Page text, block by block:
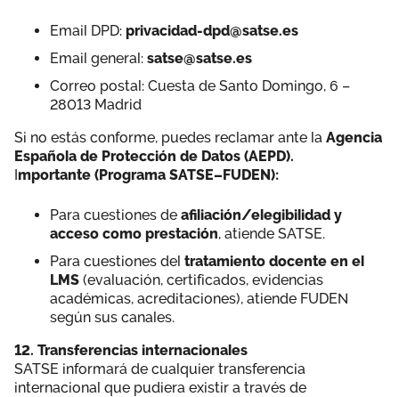
Email DPD: privacidad-dpd@satse.es
Email general: satse@satse.es
Correo postal: Cuesta de Santo Domingo, 6 –
28013 Madrid
Si no estás conforme, puedes reclamar ante la Agencia
Española de Protección de Datos (AEPD).
Importante (Programa SATSE–FUDEN):
Para cuestiones de afiliación/elegibilidad y
acceso como prestación, atiende SATSE.
Para cuestiones del tratamiento docente en el
LMS (evaluación, certificados, evidencias
académicas, acreditaciones), atiende FUDEN
según sus canales.
12. Transferencias internacionales
SATSE informará de cualquier transferencia
internacional que pudiera existir a través de